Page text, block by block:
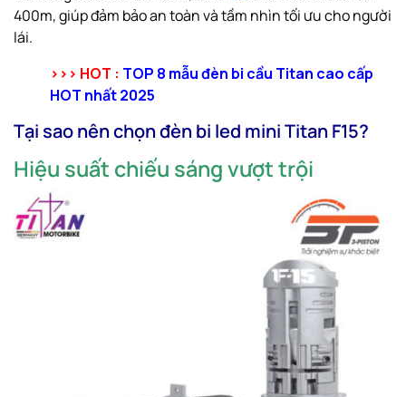
400m, giúp đảm bảo an toàn và tầm nhìn tối ưu cho người
lái.
>>> HOT : TOP 8 mẫu đèn bi cầu Titan cao cấp
HOT nhất 2025
Tại sao nên chọn đèn bi led mini Titan F15?
Hiệu suất chiếu sáng vượt trội